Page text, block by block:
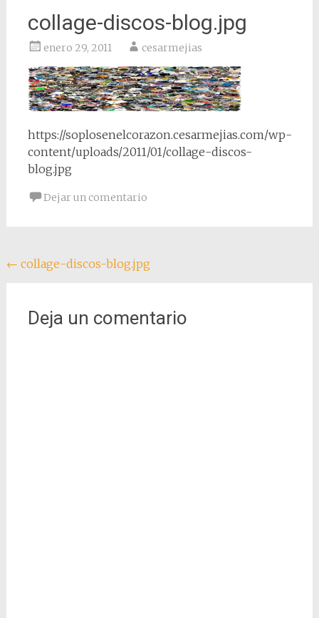
collage-discos-blog.jpg
enero 29, 2011 cesarmejias
https://soplosenelcorazon.cesarmejias.com/wp-
content/uploads/2011/01/collage-discos-
blog.jpg
Dejar un comentario
Navegación
entradas
← collage-discos-blog.jpg
Deja un comentario